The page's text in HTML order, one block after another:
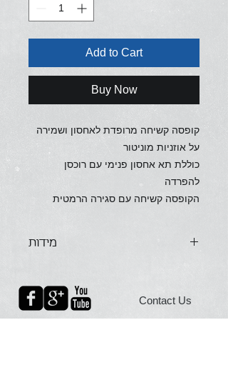
Add to Cart
Buy Now
קופסה קשיחה מרופדת לאחסון ושמירה
על אוזניות מוניטור
כוללת תא אחסון פנימי עם רוכסן
להפרדה
הקופסה קשיחה עם סגירה הרמטית
מידות
רוחב 10 ס"מ
עומק 6 ס"מ
Contact Us